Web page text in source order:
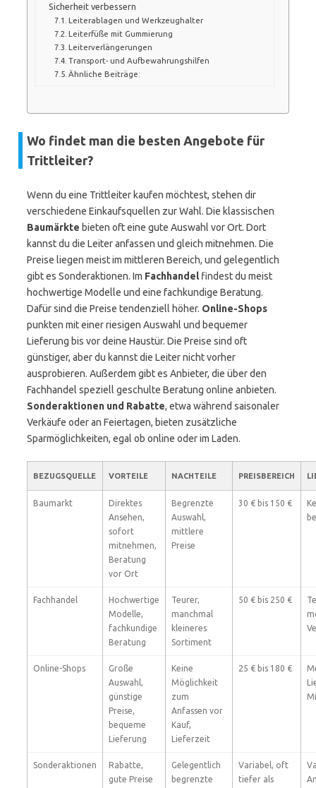
Sicherheit verbessern
Leiterablagen und Werkzeughalter
Leiterfüße mit Gummierung
Leiterverlängerungen
Transport- und Aufbewahrungshilfen
Ähnliche Beiträge:
Wo findet man die besten Angebote für
Trittleiter?
Wenn du eine Trittleiter kaufen möchtest, stehen dir
verschiedene Einkaufsquellen zur Wahl. Die klassischen
Baumärkte bieten oft eine gute Auswahl vor Ort. Dort
kannst du die Leiter anfassen und gleich mitnehmen. Die
Preise liegen meist im mittleren Bereich, und gelegentlich
gibt es Sonderaktionen. Im Fachhandelfindest du meist
hochwertige Modelle und eine fachkundige Beratung.
Dafür sind die Preise tendenziell höher. Online-Shops
punkten mit einer riesigen Auswahl und bequemer
Lieferung bis vor deine Haustür. Die Preise sind oft
günstiger, aber du kannst die Leiter nicht vorher
ausprobieren. Außerdem gibt es Anbieter, die über den
Fachhandel speziell geschulte Beratung online anbieten.
Sonderaktionen und Rabatte, etwa während saisonaler
Verkäufe oder an Feiertagen, bieten zusätzliche
Sparmöglichkeiten, egal ob online oder im Laden.
BEZUGSQUELLE VORTEILE NACHTEILE PREISBEREICH
Baumarkt
Direktes
Ansehen,
sofort
mitnehmen,
Beratung
vor Ort
Begrenzte
Auswahl,
mittlere
Preise
30 € bis 150 €
Fachhandel
Hochwertige
Modelle,
fachkundige
Beratung
Teurer,
manchmal
kleineres
Sortiment
50 € bis 250 €
Online-Shops
Große
Auswahl,
günstige
Preise,
bequeme
Lieferung
Keine
Möglichkeit
zum
Anfassen vor
Kauf,
Lieferzeit
25 € bis 180 €
Sonderaktionen
Rabatte,
gute Preise
Gelegentlich
begrenzte
Variabel, oft
tiefer als